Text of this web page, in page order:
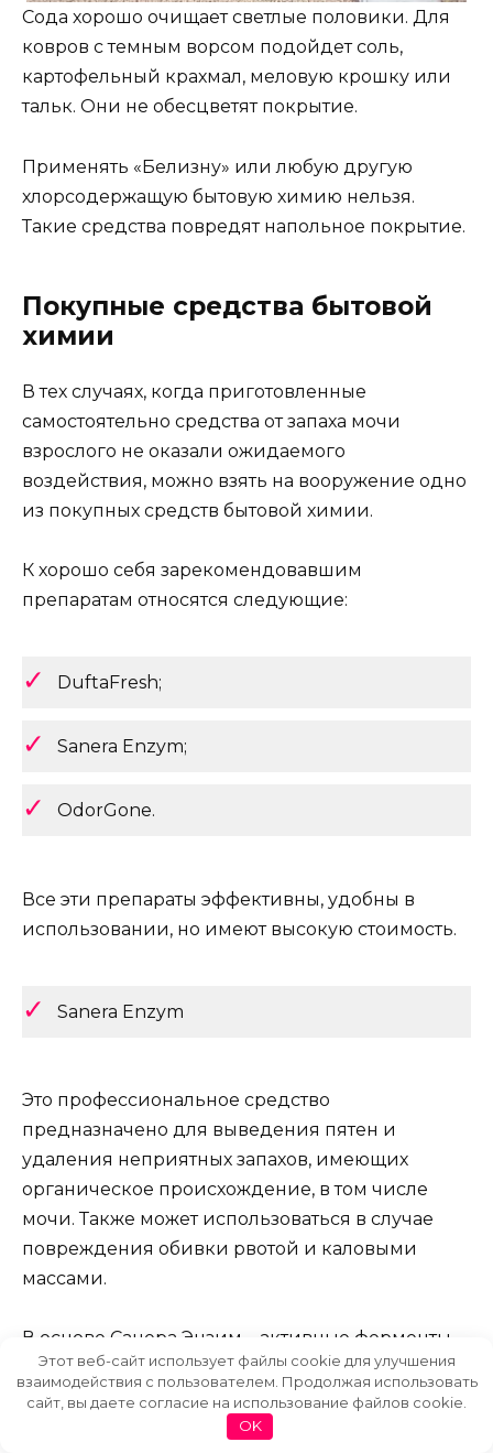
Сода хорошо очищает светлые половики. Для
ковров с темным ворсом подойдет соль,
картофельный крахмал, меловую крошку или
тальк. Они не обесцветят покрытие.
Применять «Белизну» или любую другую
хлорсодержащую бытовую химию нельзя.
Такие средства повредят напольное покрытие.
Покупные средства бытовой
химии
В тех случаях, когда приготовленные
самостоятельно средства от запаха мочи
взрослого не оказали ожидаемого
воздействия, можно взять на вооружение одно
из покупных средств бытовой химии.
К хорошо себя зарекомендовавшим
препаратам относятся следующие:
DuftaFresh;
Sanera Еnzym;
OdorGone.
Все эти препараты эффективны, удобны в
использовании, но имеют высокую стоимость.
Sanera Еnzym
Это профессиональное средство
предназначено для выведения пятен и
удаления неприятных запахов, имеющих
органическое происхождение, в том числе
мочи. Также может использоваться в случае
повреждения обивки рвотой и каловыми
массами.
В основе Санера Энзим – активные ферменты,
которые вступают в реакцию с органическими
веществами, что способствует исчезновению
неприятных запахов. Цена емкости объемом 0,5
Этот веб-сайт использует файлы cookie для улучшения
взаимодействия с пользователем. Продолжая использовать
сайт, вы даете согласие на использование файлов cookie.
OK